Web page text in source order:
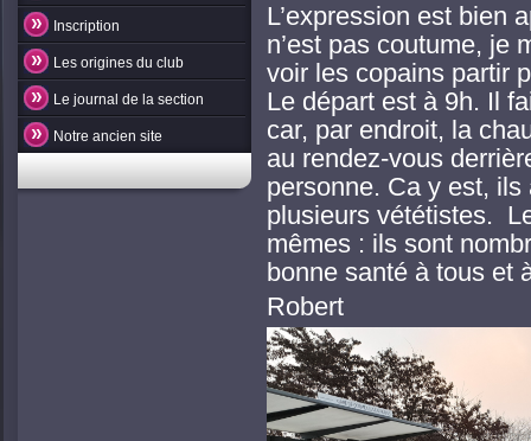
Inscription
Les origines du club
Le journal de la section
Notre ancien site
L’expression est bien
n’est pas coutume, je
voir les copains partir
Le départ est à 9h. Il
car, par endroit, la
au rendez-vous
personne. Ca y est,
plusieurs vététistes.
mêmes : ils sont
bonne santé à tous et
Robert